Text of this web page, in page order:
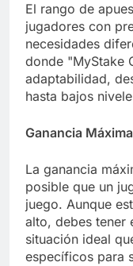
El rango de
jugadores con
necesidades
donde "MyStake
adaptabilidad,
hasta bajos
Ganancia Máxima
La ganancia
posible que un
juego. Aunque
alto, debes tener
situación ideal
específicos para